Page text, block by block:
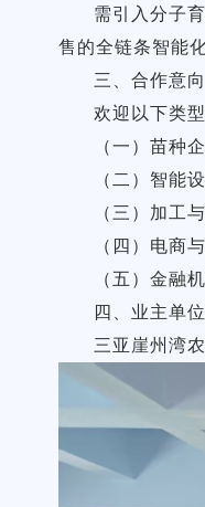
需引入分子
售的全链条智能
三、合作意向
欢迎以下类
（一）苗种
（二）智能
（三）加工
（四）电商
（五）金融
四、业主单
三亚崖州湾